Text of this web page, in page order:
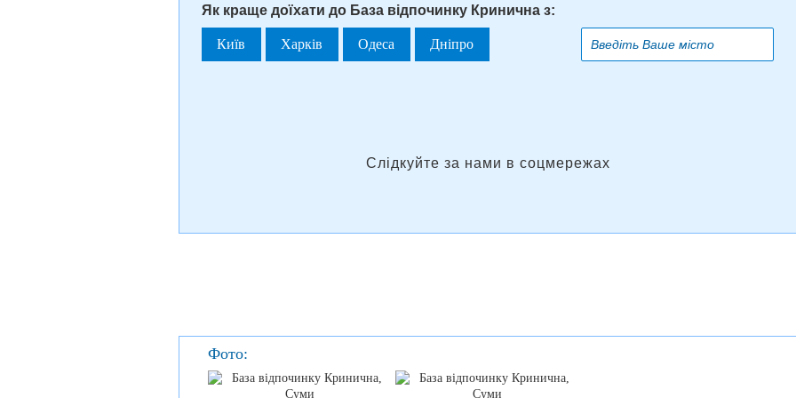
Як краще доїхати до База відпочинку Кринична з:
Київ Харків Одеса Дніпро
Слідкуйте за нами в соцмережах
Фото: